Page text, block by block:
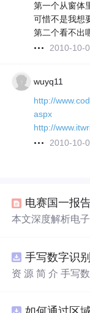
第一个从窗体
可惜不是我想
第二个看不出
2010-10-
wuyq11
http://
aspx
http://
2010-10-
本文深度解析电
建模与参数计算
分析、总结反思
手写数字识
资 源 简 介 手写